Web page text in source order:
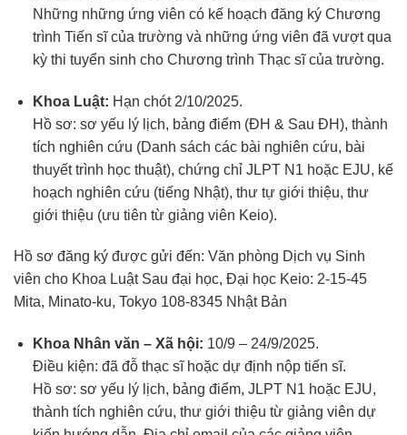
Những những ứng viên có kế hoạch đăng ký Chương
trình Tiến sĩ của trường và những ứng viên đã vượt qua
kỳ thi tuyển sinh cho Chương trình Thạc sĩ của trường.
Khoa Luật: Hạn chót 2/10/2025.
Hồ sơ: sơ yếu lý lịch, bảng điểm (ĐH & Sau ĐH), thành
tích nghiên cứu (Danh sách các bài nghiên cứu, bài
thuyết trình học thuật), chứng chỉ JLPT N1 hoặc EJU, kế
hoạch nghiên cứu (tiếng Nhật), thư tự giới thiệu, thư
giới thiệu (ưu tiên từ giảng viên Keio).
Hồ sơ đăng ký được gửi đến: Văn phòng Dịch vụ Sinh
viên cho Khoa Luật Sau đại học, Đại học Keio: 2-15-45
Mita, Minato-ku, Tokyo 108-8345 Nhật Bản
Khoa Nhân văn – Xã hội: 10/9 – 24/9/2025.
Điều kiện: đã đỗ thạc sĩ hoặc dự định nộp tiến sĩ.
Hồ sơ: sơ yếu lý lịch, bảng điểm, JLPT N1 hoặc EJU,
thành tích nghiên cứu, thư giới thiệu từ giảng viên dự